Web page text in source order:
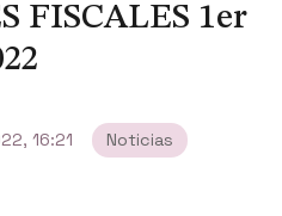
FISCALES 1er
16:21 Noticias